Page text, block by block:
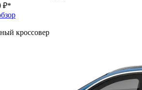
₽*
кроссовер